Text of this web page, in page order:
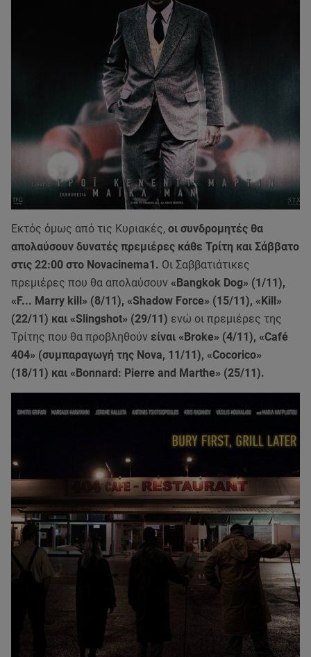
Εκτός όμως από τις Κυριακές, οι συνδρομητές θα
απολαύσουν δυνατές πρεμιέρες κάθε Τρίτη και Σάββατο
στις 22:00 στο Novacinema1. Οι Σαββατιάτικες
πρεμιέρες που θα απολαύσουν «Bangkok Dog» (1/11),
«F... Marry kill» (8/11), «Shadow Force» (15/11), «Kill»
(22/11) και «Slingshot» (29/11) ενώ οι πρεμιέρες της
Τρίτης που θα προβληθούν είναι «Broke» (4/11), «Café
404» (συμπαραγωγή της Nova, 11/11), «Cocorico»
(18/11) και «Bonnard: Pierre and Marthe» (25/11).